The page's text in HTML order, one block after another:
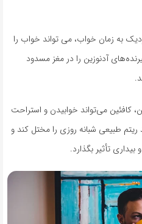
به زمان خواب، می تواند خواب را
آدنوزین را در مغز مسدود
کافئین می‌تواند خوابیدن و استراحت
ریتم طبیعی شبانه روزی را مختل کند و
تأثیر بگذارد.